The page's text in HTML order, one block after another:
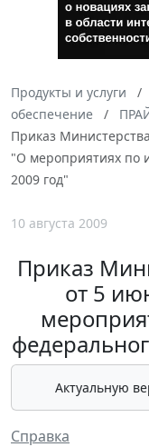
Продукты и услуги
обеспечение
Приказ
"О мероприятиях по
2009 год"
10 августа 2009
Приказ
от 5
Актуальную
Справка